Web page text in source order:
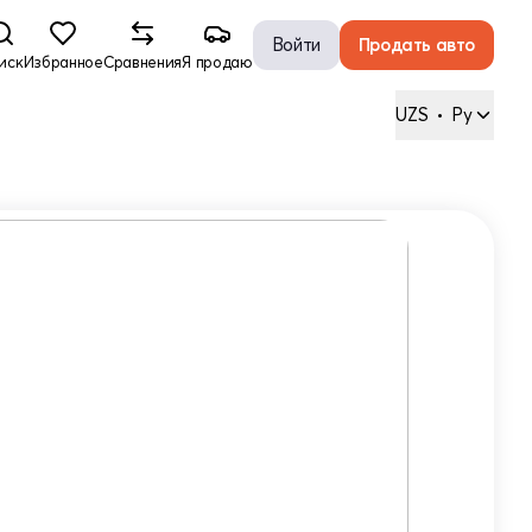
ИзбранноеСравненияЯ продаю
Войти Продать авто
UZS • Ру